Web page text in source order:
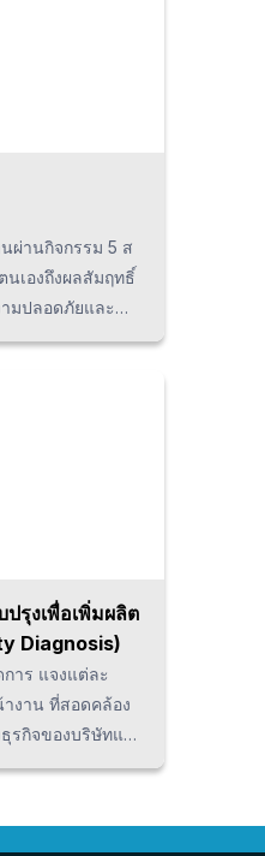
ผ่านกิจกรรม 5 ส
นเองถึงผลสัมฤทธิ์
มปลอดภัยและ
ยกระดับความ
รุงเพื่อเพิ่มผลิต
Diagnosis)
าร แจงแต่ละ
งาน ที่สอดคล้อง
รกิจของบริษัทและ
ริมสร้างความ
ชัดเจน